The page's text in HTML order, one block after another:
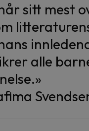
sitt mest
alle